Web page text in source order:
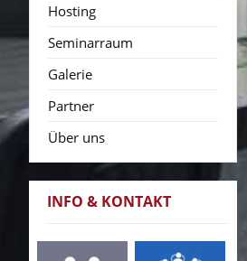
Hosting
Seminarraum
Galerie
Partner
Über uns
INFO & KONTAKT